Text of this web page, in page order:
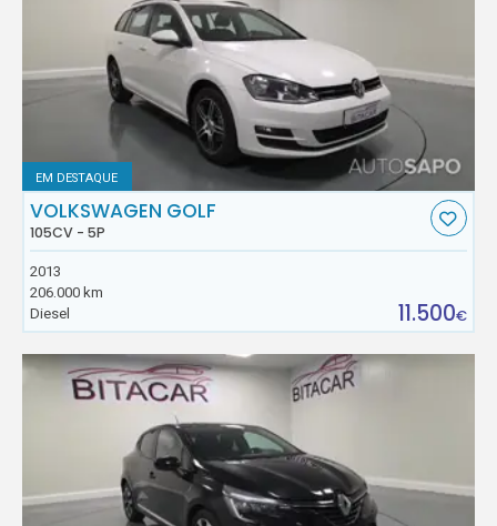
EM DESTAQUE
VOLKSWAGEN GOLF
105CV - 5P
2013
206.000 km
Diesel
11.500€